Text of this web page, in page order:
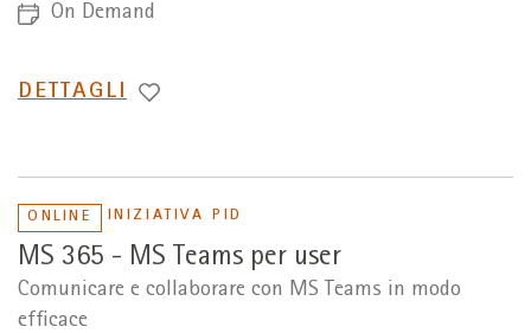
On Demand
PASSA
DETTAGLI
ONLINE INIZIATIVA PID
MS 365 - MS Teams per user
Comunicare e collaborare con MS Teams in modo
efficace